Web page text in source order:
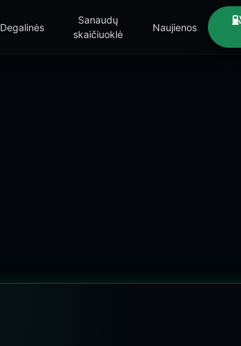
Degalinės
Sanaudų
skaičiuoklė
Naujienos